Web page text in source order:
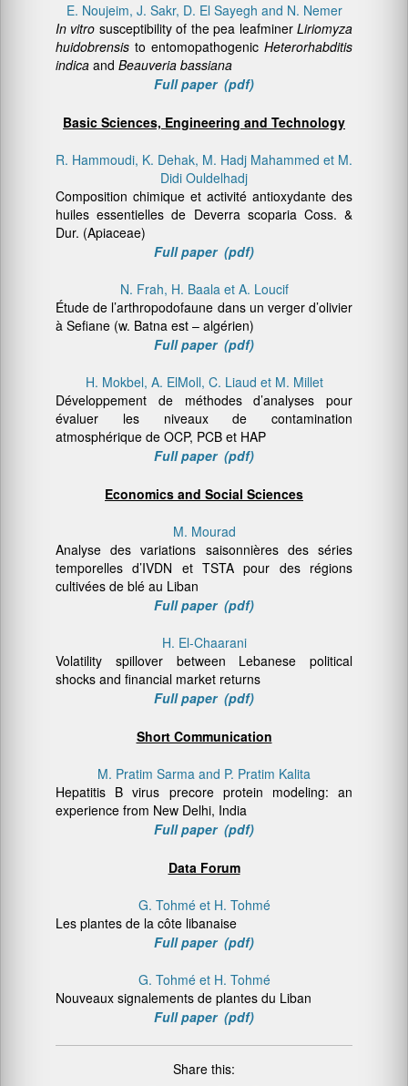
E. Noujeim, J. Sakr, D. El Sayegh and N. Nemer
In vitro susceptibility of the pea leafminerLiriomyza
huidobrensis to entomopathogenic Heterorhabditis
indica and Beauveria bassiana
Full paper (pdf)
Basic Sciences, Engineering and Technology
R. Hammoudi, K. Dehak, M. Hadj Mahammed et M.
Didi Ouldelhadj
Composition chimique et activité antioxydante des
huiles essentielles de Deverra scoparia Coss. &
Dur. (Apiaceae)
Full paper (pdf)
N. Frah, H. Baala et A. Loucif
Étude de l’arthropodofaune dans un verger d’olivier
à Sefiane (w. Batna est – algérien)
Full paper (pdf)
H. Mokbel, A. ElMoll, C. Liaud et M. Millet
Développement de méthodes d’analyses pour
évaluer les niveaux de contamination
atmosphérique de OCP, PCB et HAP
Full paper (pdf)
Economics and Social Sciences
M. Mourad
Analyse des variations saisonnières des séries
temporelles d’IVDN et TSTA pour des régions
cultivées de blé au Liban
Full paper (pdf)
H. El-Chaarani
Volatility spillover between Lebanese political
shocks and financial market returns
Full paper (pdf)
Short Communication
M. Pratim Sarma and P. Pratim Kalita
Hepatitis B virus precore protein modeling: an
experience from New Delhi, India
Full paper (pdf)
Data Forum
G. Tohmé et H. Tohmé
Les plantes de la côte libanaise
Full paper (pdf)
G. Tohmé et H. Tohmé
Nouveaux signalements de plantes du Liban
Full paper (pdf)
Share this: